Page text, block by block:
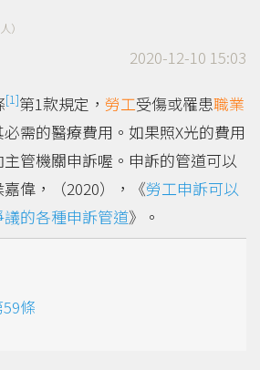
）
2020-12-10 15:03
[1]第1款規定， 勞工受傷或罹患職業
需的醫療費用。如果照X光的費用
管機關申訴喔。申訴的管道可以
偉，（2020），《勞工申訴可以
的各種申訴管道》。
條